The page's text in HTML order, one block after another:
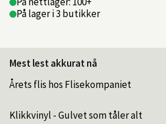
På lager i 3 butikker
Mest lest akkurat nå
Årets flis hos Flisekompaniet
Klikkvinyl - Gulvet som tåler alt